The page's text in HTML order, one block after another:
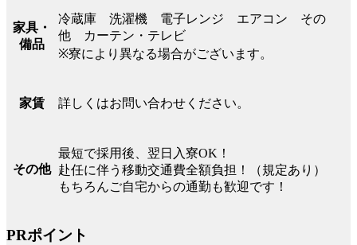
家具・
備品
冷蔵庫 洗濯機 電子レンジ エアコン その
他 カーテン・テレビ
※寮により異なる場合がございます。
家賃 詳しくはお問い合わせください。
その他
最短で採用後、翌日入寮OK！
赴任に伴う移動交通費全額負担！（規定あり）
もちろんご自宅からの通勤も歓迎です！
PRポイント